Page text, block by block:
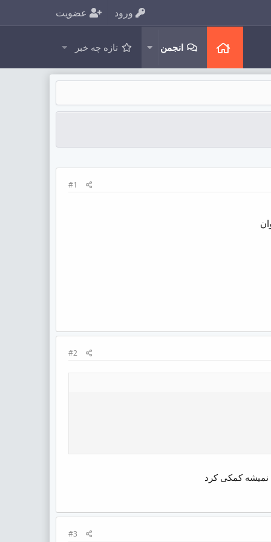
ورود عضویت
انجمن تازه چه خبر
#1
#2
#3